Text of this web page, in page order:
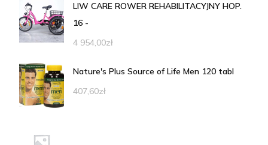
LIW CARE ROWER REHABILITACYJNY HOP.
16 -
4 954,00zł
Nature's Plus Source of Life Men 120 tabl
407,60zł